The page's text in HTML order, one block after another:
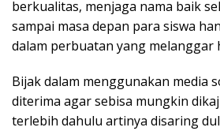
berkualitas, menjaga nama baik
sampai masa depan para siswa
dalam perbuatan yang melanggar
Bijak dalam menggunakan media
diterima agar sebisa mungkin
terlebih dahulu artinya disaring